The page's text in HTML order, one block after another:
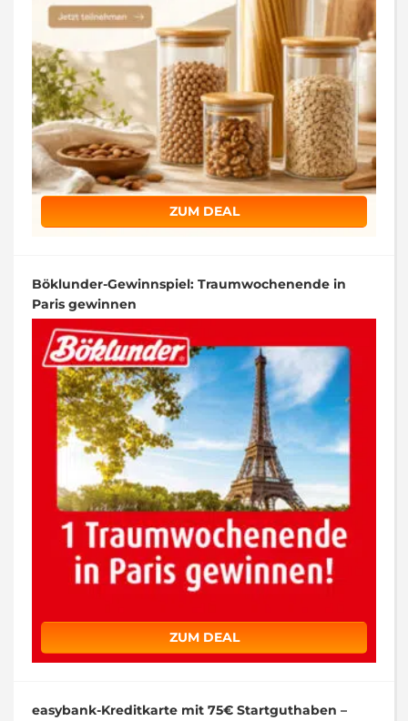
ZUM DEAL
Böklunder-Gewinnspiel: Traumwochenende in
Paris gewinnen
ZUM DEAL
easybank-Kreditkarte mit 75€ Startguthaben –